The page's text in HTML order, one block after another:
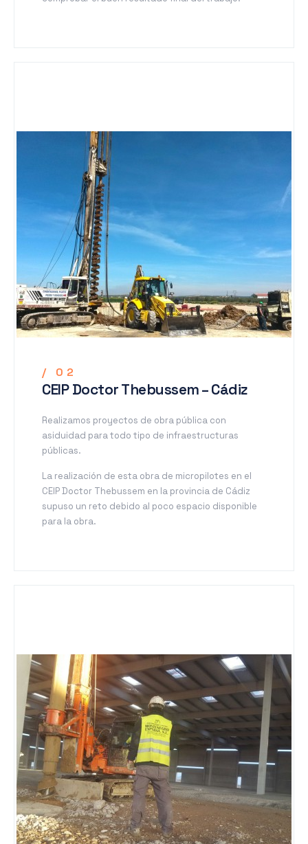
/ 02
CEIP Doctor Thebussem – Cádiz
Realizamos proyectos de obra pública con
asiduidad para todo tipo de infraestructuras
públicas.
La realización de esta obra de micropilotes en el
CEIP Doctor Thebussem en la provincia de Cádiz
supuso un reto debido al poco espacio disponible
para la obra.